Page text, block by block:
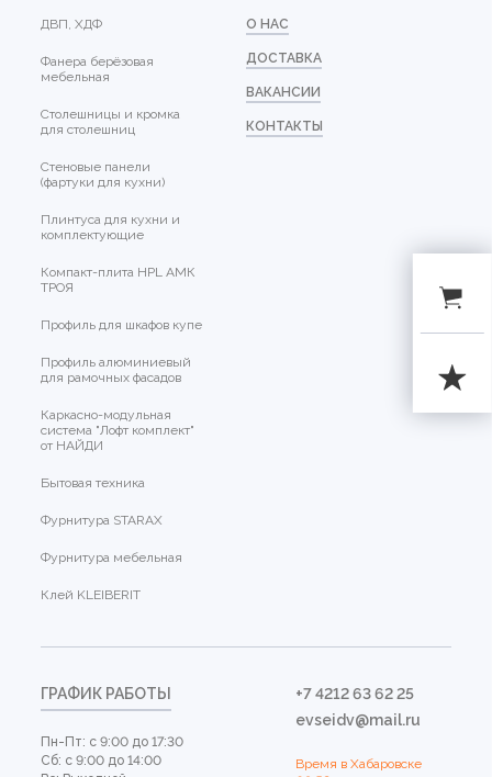
ДВП, ХДФ
Фанера берёзовая
мебельная
Столешницы и кромка
для столешниц
Стеновые панели
(фартуки для кухни)
Плинтуса для кухни и
комплектующие
Компакт-плита HPL АМК
ТРОЯ
Профиль для шкафов купе
Профиль алюминиевый
для рамочных фасадов
Каркасно-модульная
система "Лофт комплект"
от НАЙДИ
Бытовая техника
Фурнитура STARAX
Фурнитура мебельная
Клей KLEIBERIT
О НАС
ДОСТАВКА
ВАКАНСИИ
КОНТАКТЫ
ГРАФИК РАБОТЫ
Пн-Пт: с 9:00 до 17:30
Сб: с 9:00 до 14:00
+7 4212 63 62 25
evseidv@mail.ru
Время в Хабаровске